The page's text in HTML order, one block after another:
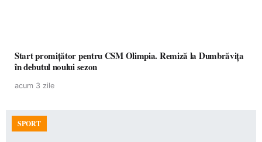
Start promițător pentru CSM Olimpia. Remiză la Dumbrăvița
în debutul noului sezon
acum 3 zile
SPORT